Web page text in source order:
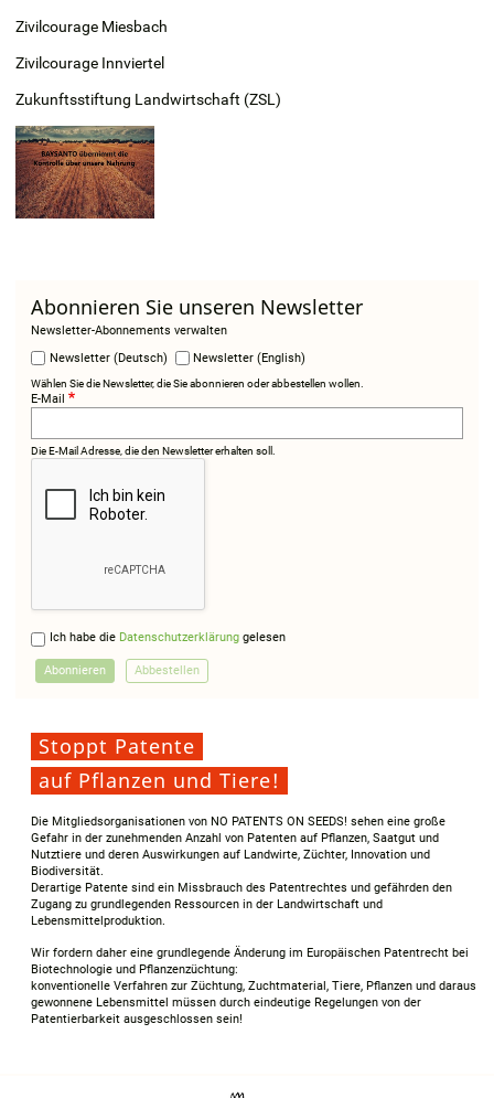
Zivilcourage Miesbach
Zivilcourage Innviertel
Zukunftsstiftung Landwirtschaft (ZSL)
Abonnieren Sie unseren Newsletter
Newsletter-Abonnements verwalten
Newsletter (Deutsch)
Newsletter (English)
Wählen Sie die Newsletter, die Sie abonnieren oder abbestellen wollen.
E-Mail
Die E-Mail Adresse, die den Newsletter erhalten soll.
Ich habe die Datenschutzerklärunggelesen
Stoppt Patente
auf Pflanzen und Tiere!
Die Mitgliedsorganisationen von NO PATENTS ON SEEDS! sehen eine große
Gefahr in der zunehmenden Anzahl von Patenten auf Pflanzen, Saatgut und
Nutztiere und deren Auswirkungen auf Landwirte, Züchter, Innovation und
Biodiversität.
Derartige Patente sind ein Missbrauch des Patentrechtes und gefährden den
Zugang zu grundlegenden Ressourcen in der Landwirtschaft und
Lebensmittelproduktion.
Wir fordern daher eine grundlegende Änderung im Europäischen Patentrecht bei
Biotechnologie und Pflanzenzüchtung:
konventionelle Verfahren zur Züchtung, Zuchtmaterial, Tiere, Pflanzen und daraus
gewonnene Lebensmittel müssen durch eindeutige Regelungen von der
Patentierbarkeit ausgeschlossen sein!